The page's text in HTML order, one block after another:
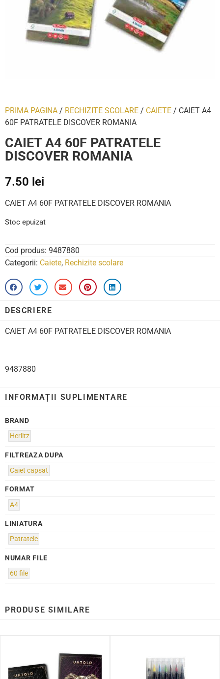
PRIMA PAGINA / RECHIZITE SCOLARE / CAIETE / CAIET A4
60F PATRATELE DISCOVER ROMANIA
CAIET A4 60F PATRATELE
DISCOVER ROMANIA
7.50 lei
CAIET A4 60F PATRATELE DISCOVER ROMANIA
Stoc epuizat
Cod produs: 9487880
Categorii: Caiete, Rechizite scolare
DESCRIERE
CAIET A4 60F PATRATELE DISCOVER ROMANIA
9487880
INFORMAȚII SUPLIMENTARE
BRAND
Herlitz
FILTREAZA DUPA
Caiet capsat
FORMAT
A4
LINIATURA
Patratele
NUMAR FILE
60 file
PRODUSE SIMILARE